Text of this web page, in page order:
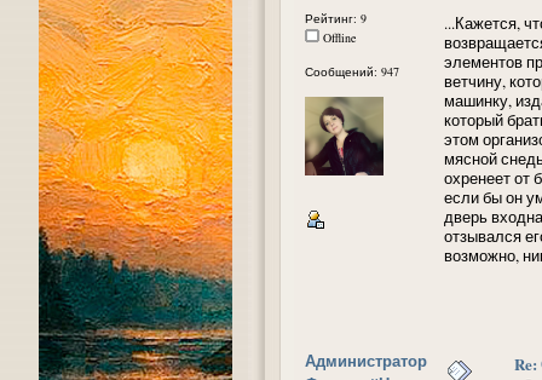
Рейтинг: 9
Offline
Сообщений: 947
...Кажется,
элементов
ветчину,
машинку,
который
этом
мясной
охренеет от
если бы он
дверь
отзывался
возможно,
Администратор